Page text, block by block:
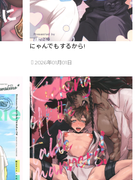
にゃんでもするから!
2026年01月01日